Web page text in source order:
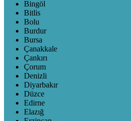
Bingöl
Bitlis
Bolu
Burdur
Bursa
Çanakkale
Çankırı
Çorum
Denizli
Diyarbakır
Düzce
Edirne
Elazığ